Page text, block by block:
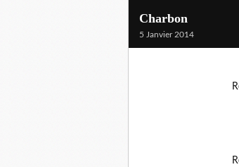
Charbon
5 Janvier 2014